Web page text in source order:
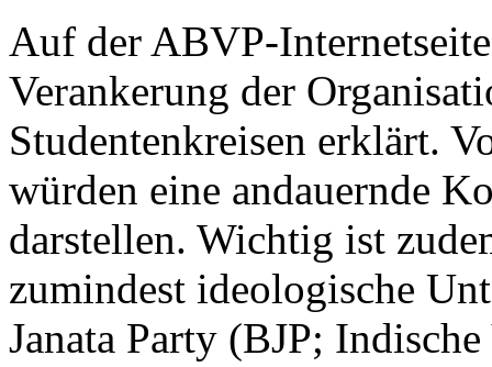
Auf der ABVP-
Verankerung der
Studentenkreisen erklärt.
würden eine andauernde
darstellen. Wichtig ist
zumindest ideologische
Janata Party (BJP;